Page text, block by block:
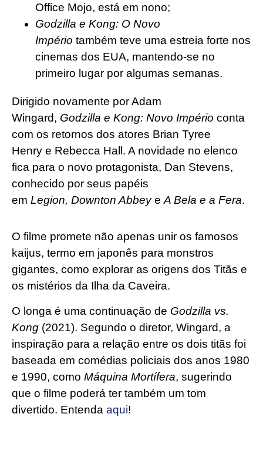
Office Mojo, está em nono;
Godzilla e Kong: O Novo
Império também teve uma estreia forte nos
cinemas dos EUA, mantendo-se no
primeiro lugar por algumas semanas.
Dirigido novamente por Adam
Wingard, Godzilla e Kong: Novo Império conta
com os retornos dos atores Brian Tyree
Henry e Rebecca Hall. A novidade no elenco
fica para o novo protagonista, Dan Stevens,
conhecido por seus papéis
em Legion, Downton Abbeye A Bela e a Fera.
O filme promete não apenas unir os famosos
kaijus, termo em japonês para monstros
gigantes, como explorar as origens dos Titãs e
os mistérios da Ilha da Caveira.
O longa é uma continuação de Godzilla vs.
Kong (2021). Segundo o diretor, Wingard, a
inspiração para a relação entre os dois titãs foi
baseada em comédias policiais dos anos 1980
e 1990, como Máquina Mortífera, sugerindo
que o filme poderá ter também um tom
divertido. Entenda aqui!